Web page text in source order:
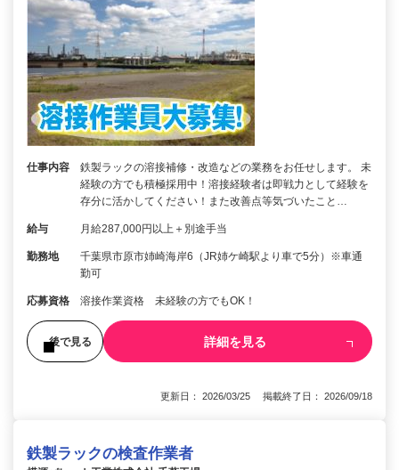
仕事内容
鉄製ラックの溶接補修・改造などの業務をお任せします。 未
経験の方でも積極採用中！溶接経験者は即戦力として経験を
存分に活かしてください！また改善点等気づいたこと…
給与 月給287,000円以上＋別途手当
勤務地
千葉県市原市姉崎海岸6（JR姉ケ崎駅より車で5分）※車通
勤可
応募資格 溶接作業資格 未経験の方でもOK！
後で見る 詳細を見る
更新日： 2026/03/25 掲載終了日： 2026/09/18
鉄製ラックの検査作業者